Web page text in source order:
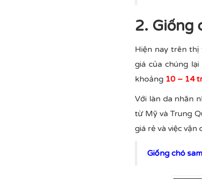
2. Giống
Hiện nay trên thị
giá của chúng
khoảng 10 – 14
Với làn da nhăn
từ Mỹ và Trung
giá rẻ và việc vận
Giống chó